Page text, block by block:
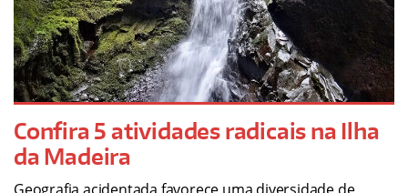
Confira 5 atividades radicais na Ilha
da Madeira
Geografia acidentada favorece uma diversidade de